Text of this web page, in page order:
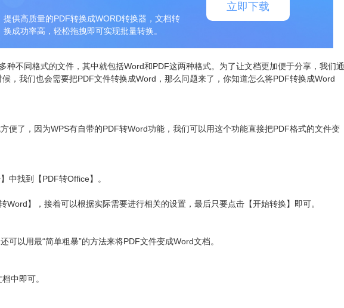
提供高质量的PDF转换成WORD转换器，文档转
换成功率高，轻松拖拽即可实现批量转换。
立即下载
种不同格式的文件，其中就包括Word和PDF这两种格式。为了让文档更加便于分享，我们通
，我们也会需要把PDF文件转换成Word，那么问题来了，你知道怎么将PDF转换成Word
便了，因为WPS有自带的PDF转Word功能，我们可以用这个功能直接把PDF格式的文件变
中找到【PDF转Office】。
Word】，接着可以根据实际需要进行相关的设置，最后只要点击【开始转换】即可。
可以用最“简单粗暴”的方法来将PDF文件变成Word文档。
中即可。